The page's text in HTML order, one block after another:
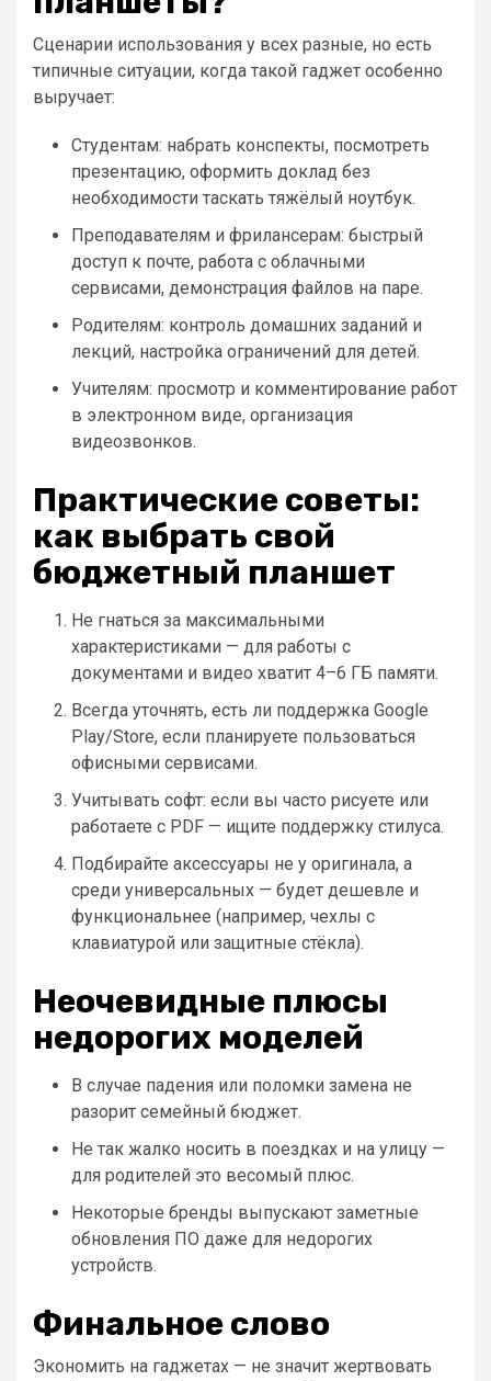
Сценарии использования у всех разные, но есть
типичные ситуации, когда такой гаджет особенно
выручает:
Студентам: набрать конспекты, посмотреть
презентацию, оформить доклад без
необходимости таскать тяжёлый ноутбук.
Преподавателям и фрилансерам: быстрый
доступ к почте, работа с облачными
сервисами, демонстрация файлов на паре.
Родителям: контроль домашних заданий и
лекций, настройка ограничений для детей.
Учителям: просмотр и комментирование работ
в электронном виде, организация
видеозвонков.
Практические советы:
как выбрать свой
бюджетный планшет
Не гнаться за максимальными
характеристиками — для работы с
документами и видео хватит 4–6 ГБ памяти.
Всегда уточнять, есть ли поддержка Google
Play/Store, если планируете пользоваться
офисными сервисами.
Учитывать софт: если вы часто рисуете или
работаете с PDF — ищите поддержку стилуса.
Подбирайте аксессуары не у оригинала, а
среди универсальных — будет дешевле и
функциональнее (например, чехлы с
клавиатурой или защитные стёкла).
Неочевидные плюсы
недорогих моделей
В случае падения или поломки замена не
разорит семейный бюджет.
Не так жалко носить в поездках и на улицу —
для родителей это весомый плюс.
Некоторые бренды выпускают заметные
обновления ПО даже для недорогих
устройств.
Финальное слово
Экономить на гаджетах — не значит жертвовать